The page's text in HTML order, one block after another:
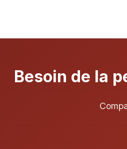
Besoin de la